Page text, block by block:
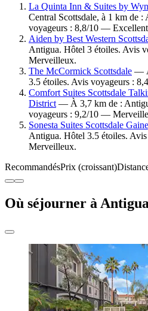
La Quinta Inn & Suites by
Central Scottsdale, à 1 km de
voyageurs : 8,8/10 —
Aiden by Best Western
Antigua. Hôtel 3 étoiles. Avis
Merveilleux.
The McCormick Scottsdale —
3.5 étoiles. Avis voyageurs :
Comfort Suites Scottsdale
District — À 3,7 km de :
voyageurs : 9,2/10 —
Sonesta Suites Scottsdale
Antigua. Hôtel 3.5 étoiles.
Merveilleux.
RecommandésPrix (croissant)
Où séjourner à